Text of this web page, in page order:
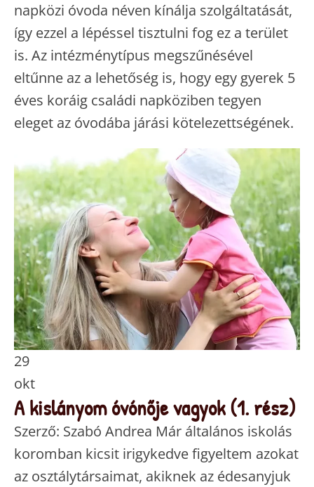
napközi óvoda néven kínálja szolgáltatását,
így ezzel a lépéssel tisztulni fog ez a terület
is. Az intézménytípus megszűnésével
eltűnne az a lehetőség is, hogy egy gyerek 5
éves koráig családi napköziben tegyen
eleget az óvodába járási kötelezettségének.
29
okt
A kislányom óvónője vagyok (1. rész)
Szerző: Szabó Andrea Már általános iskolás
koromban kicsit irigykedve figyeltem azokat
az osztálytársaimat, akiknek az édesanyjuk